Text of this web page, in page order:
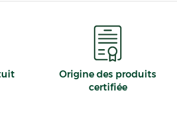
Origine des produits
certifiée